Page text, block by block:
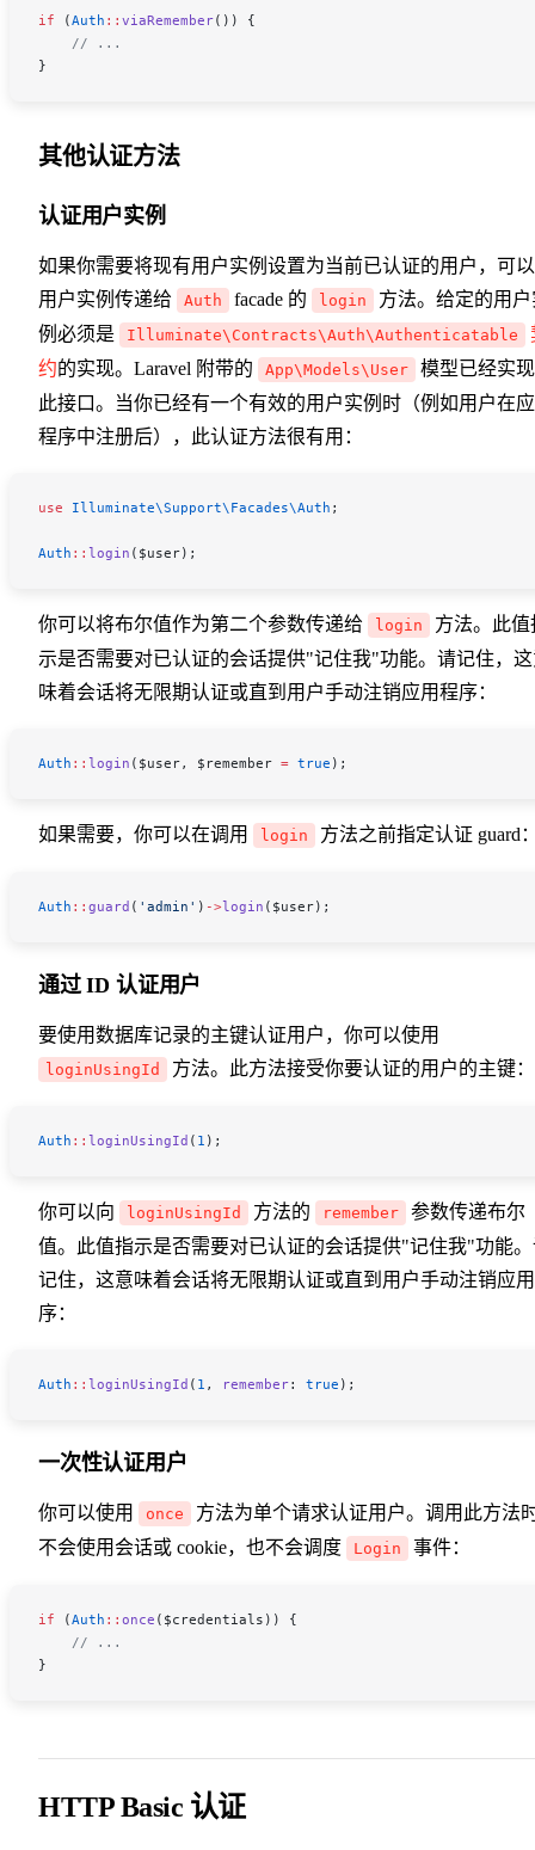
if (Auth :: viaRemember()) {
    // ...
}
其他认证方法
认证用户实例
如果你需要将现有用户实例设置为当前已认证的用户，可
用户实例传递给
Auth facade 的 login
方法。给定的用户
例必须是
Illuminate\Contracts\Auth\Authenticatable
约的实现。Laravel 附带的 App\Models\User
模型已经实
此接口。当你已经有一个有效的用户实例时（例如用户在
程序中注册后），此认证方法很有用：
use Illuminate\Support\Facades\Auth ;
Auth :: login ( $user);
你可以将布尔值作为第二个参数传递给 login
方法。此值
示是否需要对已认证的会话提供"记住我"功能。请记住，
味着会话将无限期认证或直到用户手动注销应用程序：
Auth :: login ( $user, $remember = true );
如果需要，你可以在调用 login 方法之前指定认证 guard
Auth :: guard ( 'admin' ) ->login ( $user);
通过 ID 认证用户
要使用数据库记录的主键认证用户，你可以使用
loginUsingId 方法。此方法接受你要认证的用户的主键：
Auth :: loginUsingId ( 1 );
你可以向 loginUsingId 方法的 remember
参数传递布尔
值。此值指示是否需要对已认证的会话提供"记住我"功能
记住，这意味着会话将无限期认证或直到用户手动注销应
序：
Auth :: loginUsingId ( 1 , remember: true );
一次性认证用户
你可以使用 once
方法为单个请求认证用户。调用此方法
不会使用会话或 cookie，也不会调度
Login 事件：
if (Auth :: once ( $credentials )) {
    // ...
}
HTTP Basic 认证